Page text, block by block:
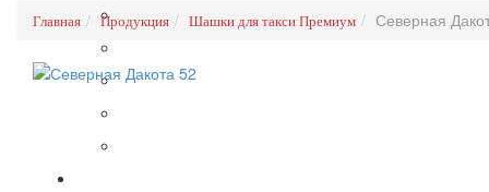
Главная Продукция Шашки для такси Премиум Северная